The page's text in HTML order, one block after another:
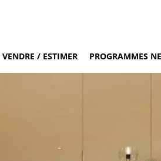
VENDRE / ESTIMER PROGRAMMES